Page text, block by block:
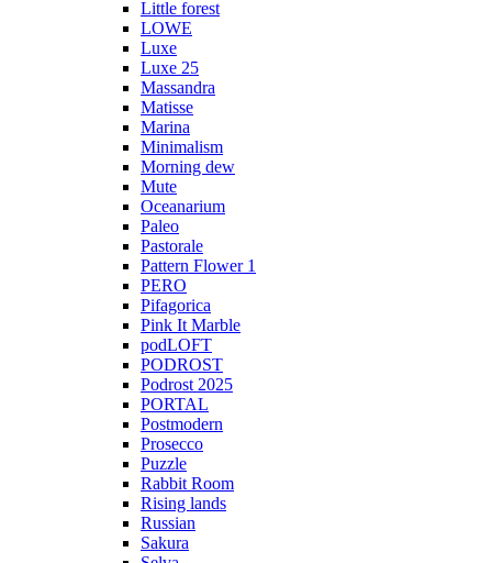
Little forest
LOWE
Luxe
Luxe 25
Massandra
Matisse
Marina
Minimalism
Morning dew
Mute
Oceanarium
Paleo
Pastorale
Pattern Flower 1
PERO
Pifagorica
Pink It Marble
podLOFT
PODROST
Podrost 2025
PORTAL
Postmodern
Prosecco
Puzzle
Rabbit Room
Rising lands
Russian
Sakura